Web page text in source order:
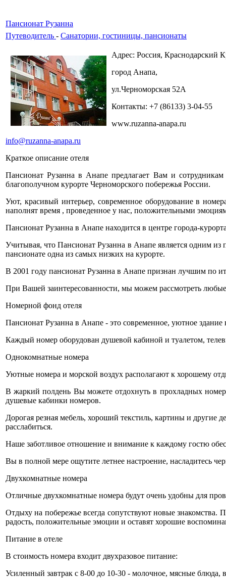
Пансионат Рузанна
Путеводитель - Санатории, гостиницы, пансионаты
Адрес: Россия, Краснодарский
город Анапа,
ул.Черноморская 52А
Контакты: +7 (86133) 3-04-55
www.ruzanna-anapa.ru
info@ruzanna-anapa.ru
Краткое описание отеля
Пансионат Рузанна в Анапе предлагает Вам и
благополучном курорте Черноморского побережья России.
Уют, красивый интерьер, современное оборудование в
наполнят время , проведенное у нас, положительными
Пансионат Рузанна в Анапе находится в центре города-
Учитывая, что Пансионат Рузанна в Анапе является одним
пансионате одна из самых низких на курорте.
В 2001 году пансионат Рузанна в Анапе признан лучшим по
При Вашей заинтересованности, мы можем рассмотреть
Номерной фонд отеля
Пансионат Рузанна в Анапе - это современное, уютное здание
Каждый номер оборудован душевой кабиной и туалетом,
Однокомнатные номера
Уютные номера и морской воздух располагают к хорошему
В жаркий полдень Вы можете отдохнуть в прохладных
душевые кабинки номеров.
Дорогая резная мебель, хороший текстиль, картины и другие
расслабиться.
Наше заботливое отношение и внимание к каждому гостю
Вы в полной мере ощутите летнее настроение, насладитесь
Двухкомнатные номера
Отличные двухкомнатные номера будут очень удобны для
Отдыху на побережье всегда сопутствуют новые
радость, положительные эмоции и оставят хорошие
Питание в отеле
В стоимость номера входит двухразовое питание:
Усиленный завтрак с 8-00 до 10-30 - молочное, мясные блюда,